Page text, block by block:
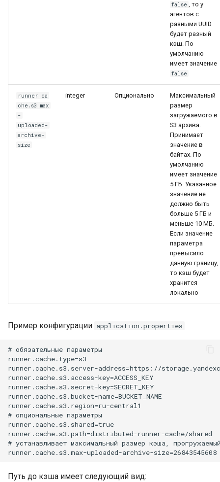
false , то у
агентов с
разными UUID
будет разный
кэш. По
умолчанию
имеет значение
false
runner.ca
che.s3.max
-
uploaded-
archive-
size
integer Опционально
Максимальный
размер
загружаемого в
S3 архива.
Принимает
значение в
байтах. По
умолчанию
имеет значение
5 ГБ. Указанное
значение не
должно быть
больше 5 ГБ и
меньше 10 МБ.
Если значение
параметра
превысило
данную границу,
то кэш будет
хранится
локально
Пример конфигурации application.properties
# обязательные параметры
runner.cache.type=s3
runner.cache.s3.server-address=https://
runner.cache.s3.access-key=ACCESS_KEY
runner.cache.s3.secret-key=SECRET_KEY
runner.cache.s3.bucket-name=BUCKET_NAME
runner.cache.s3.region=ru-central1
# опциональные параметры
runner.cache.s3.shared=true
runner.cache.s3.path=distributed-runner-cache/shared
# устанавливает максимальный размер кэша,
Путь до кэша имеет следующий вид: